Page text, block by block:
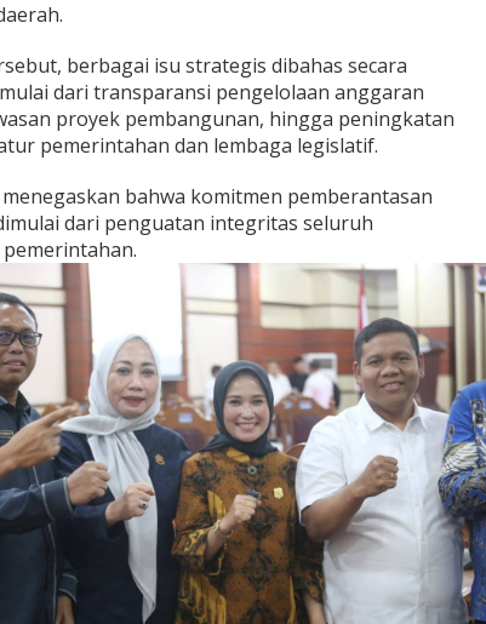
berbagai isu strategis dibahas secara
dari transparansi pengelolaan anggaran
proyek pembangunan, hingga peningkatan
pemerintahan dan lembaga legislatif.
menegaskan bahwa komitmen pemberantasan
dari penguatan integritas seluruh